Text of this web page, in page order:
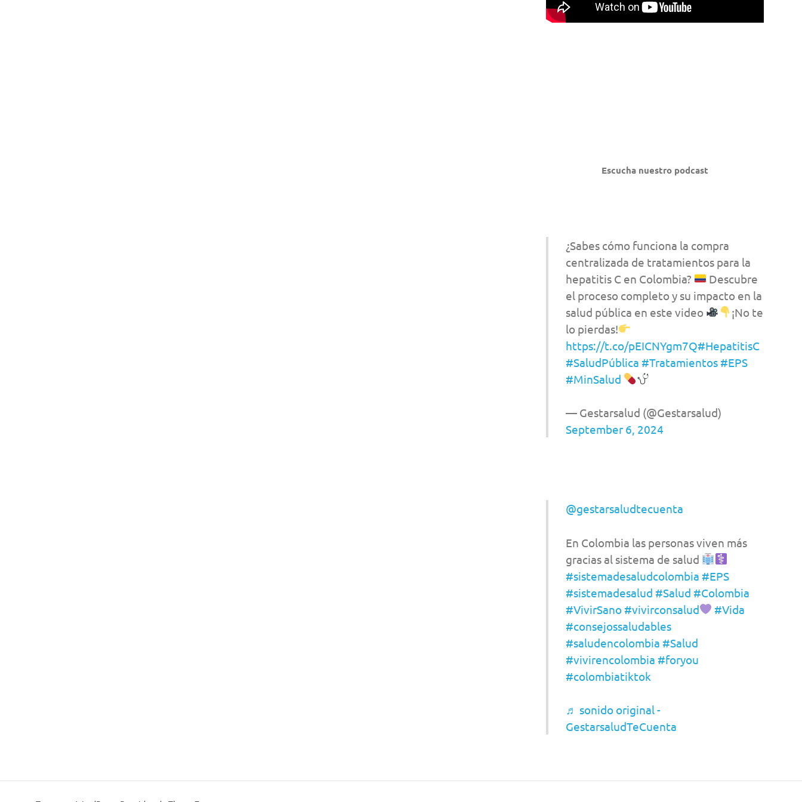
Escucha nuestro podcast
¿Sabes cómo funciona la compra
centralizada de tratamientos para la
hepatitis C en Colombia?
Descubre
el proceso completo y su impacto en la
salud pública en este video
¡No te
lo pierdas!
https://t.co/pEICNYgm7Q#HepatitisC
#SaludPública #Tratamientos #EPS
#MinSalud
— Gestarsalud (@Gestarsalud)
September 6, 2024
@gestarsaludtecuenta
En Colombia las personas viven más
gracias al sistema de salud
#sistemadesaludcolombia #EPS
#sistemadesalud #Salud #Colombia
#VivirSano #vivirconsalud
#Vida
#consejossaludables
#saludencolombia #Salud
#vivirencolombia #foryou
#colombiatiktok
♬ sonido original -
GestarsaludTeCuenta